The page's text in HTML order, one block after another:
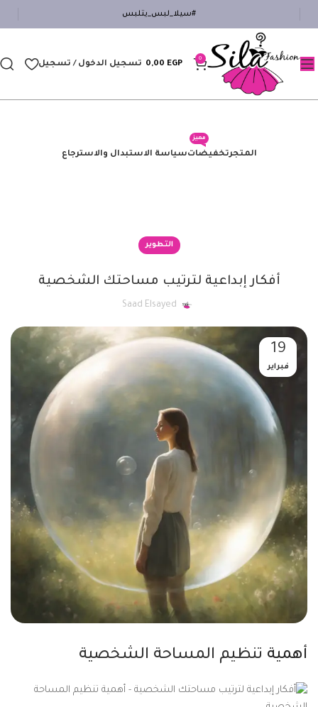
#سيلا_لبس_يتلبس
0
0,00 EGP تسجيل الدخول / تسجيل
المتجرتخفيضات
مميز
سياسة الاستبدال والاسترجاع
التطوير
أفكار إبداعية لترتيب مساحتك الشخصية
Saad Elsayed
19
فبراير
أهمية تنظيم المساحة الشخصية